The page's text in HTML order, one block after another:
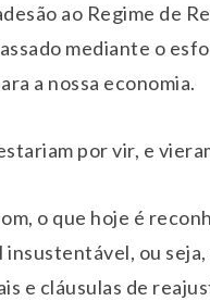
ao Regime de
mediante o
a nossa economia.
por vir, e
o que hoje é
ou seja,
e cláusulas de